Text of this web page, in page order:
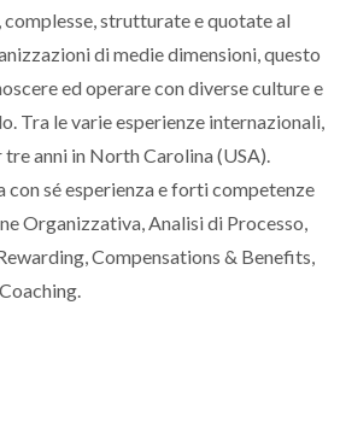
strutturate e quotate al
di medie dimensioni, questo
ed operare con diverse culture e
Tra le varie esperienze internazionali,
anni in North Carolina (USA).
con sé esperienza e forti competenze
Organizzativa, Analisi di Processo,
Compensations & Benefits,